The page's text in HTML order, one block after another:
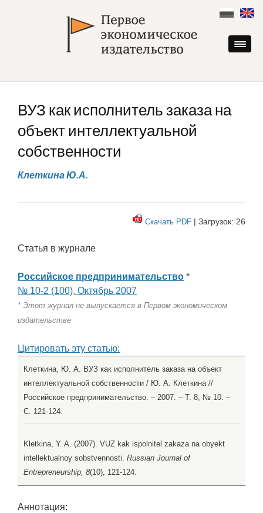
content
ВУЗ как исполнитель заказа на
объект интеллектуальной
собственности
Клеткина Ю.А.
Скачать PDF | Загрузок: 26
Статья в журнале
Российское предпринимательство *
№ 10-2 (100), Октябрь 2007
* Этот журнал не выпускается в Первом экономическом
издательстве
Цитировать эту статью:
Клеткина, Ю. А. ВУЗ как исполнитель заказа на объект
интеллектуальной собственности / Ю. А. Клеткина //
Российское предпринимательство. – 2007. – Т. 8, № 10. –
С. 121-124.
Kletkina, Y. A. (2007). VUZ kak ispolnitel zakaza na obyekt
intellektualnoy sobstvennosti. Russian Journal of
Entrepreneurship, 8(10), 121-124.
Аннотация: